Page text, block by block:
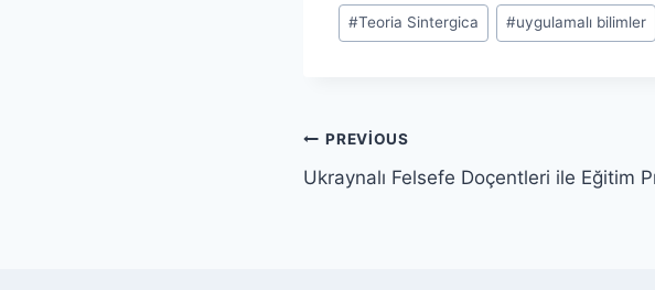
#Teoria Sintergica #uygulamalı bilimler
Yazı
gezinmesi
PREVIOUS
Ukraynalı Felsefe Doçentleri ile Eğitim